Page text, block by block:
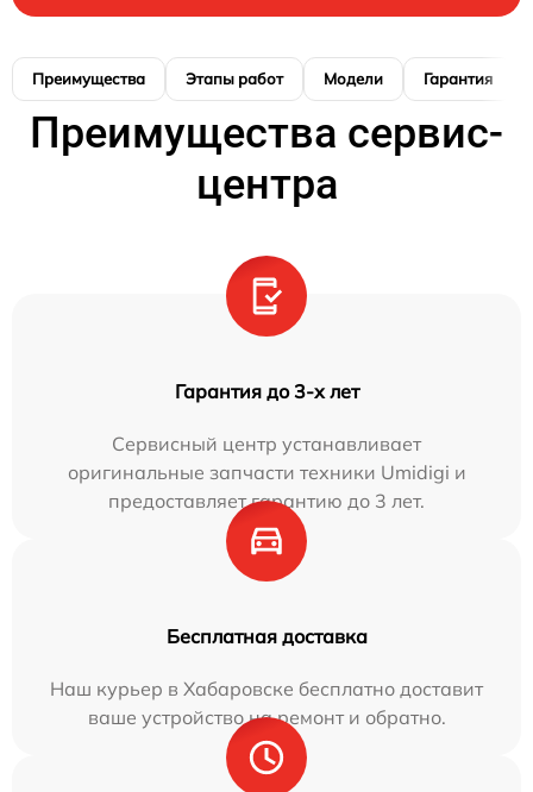
Преимущества Этапы работ Модели Гарантия
Преимущества сервис-
центра
Гарантия до 3-х лет
Сервисный центр устанавливает
оригинальные запчасти техники Umidigi и
предоставляет гарантию до 3 лет.
Бесплатная доставка
Наш курьер в Хабаровске бесплатно доставит
ваше устройство на ремонт и обратно.